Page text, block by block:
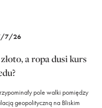
7/26
a ropa dusi kurs
pole walki pomiędzy
geopolityczną na Bliskim